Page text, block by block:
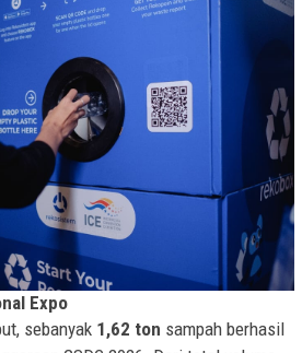
Expo
sebanyak 1,62 ton sampah berhasil